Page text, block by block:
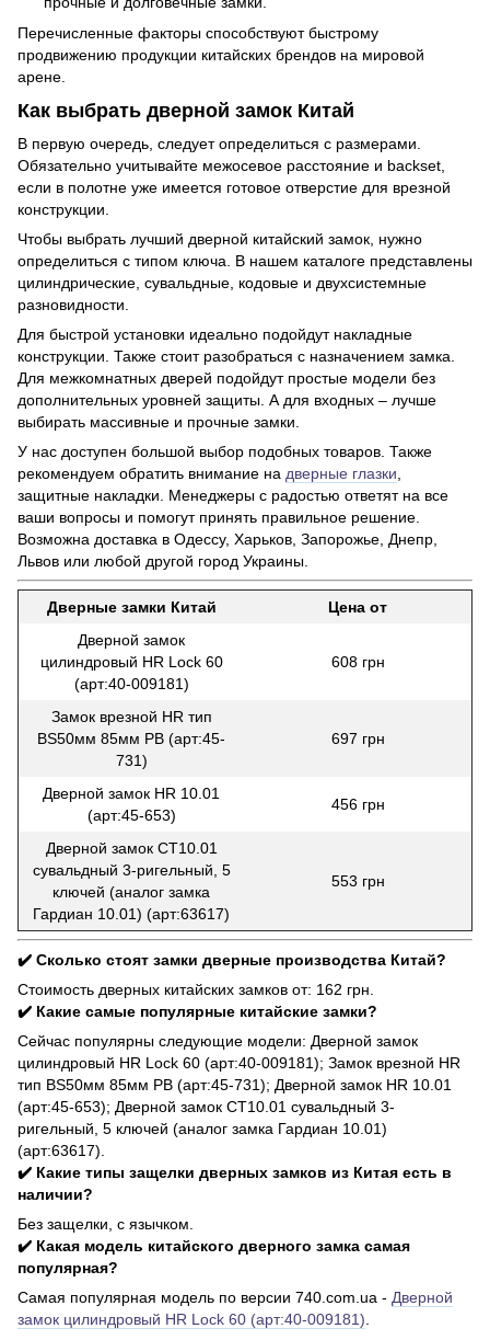
Перечисленные факторы способствуют быстрому
продвижению продукции китайских брендов на мировой
арене.
Как выбрать дверной замок Китай
В первую очередь, следует определиться с размерами.
Обязательно учитывайте межосевое расстояние и backset,
если в полотне уже имеется готовое отверстие для врезной
конструкции.
Чтобы выбрать лучший дверной китайский замок, нужно
определиться с типом ключа. В нашем каталоге представлены
цилиндрические, сувальдные, кодовые и двухсистемные
разновидности.
Для быстрой установки идеально подойдут накладные
конструкции. Также стоит разобраться с назначением замка.
Для межкомнатных дверей подойдут простые модели без
дополнительных уровней защиты. А для входных – лучше
выбирать массивные и прочные замки.
У нас доступен большой выбор подобных товаров. Также
рекомендуем обратить внимание на дверные глазки
защитные накладки. Менеджеры с радостью ответят на все
ваши вопросы и помогут принять правильное решение.
Возможна доставка в Одессу, Харьков, Запорожье, Днепр,
Львов или любой другой город Украины.
Дверные замки Китай
Цена от
Дверной замок
цилиндровый HR Lock 60
(арт:40-009181)
608 грн
Замок врезной HR тип
BS50мм 85мм PB (арт:45-
731)
697 грн
Дверной замок HR 10.01
(арт:45-653)
456 грн
Дверной замок CТ10.01
сувальдный 3-ригельный, 5
ключей (аналог замка
Гардиан 10.01) (арт:63617)
553 грн
✔️ Сколько стоят замки дверные производства Китай?
Стоимость дверных китайских замков от: 162 грн.
✔️ Какие самые популярные китайские замки?
Сейчас популярны следующие модели: Дверной замок
цилиндровый HR Lock 60 (арт:40-009181); Замок врезной HR
тип BS50мм 85мм PB (арт:45-731); Дверной замок HR 10.01
(арт:45-653); Дверной замок CТ10.01 сувальдный 3-
ригельный, 5 ключей (аналог замка Гардиан 10.01)
(арт:63617).
✔️ Какие типы защелки дверных замков из Китая есть в
наличии?
Без защелки, с язычком.
✔️ Какая модель китайского дверного замка самая
популярная?
Самая популярная модель по версии 740.com.ua - Дверной
замок цилиндровый HR Lock 60 (арт:40-009181)